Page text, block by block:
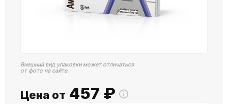
Внешний вид упаковки может отличаться
от фото на сайте.
Цена от 457 ₽